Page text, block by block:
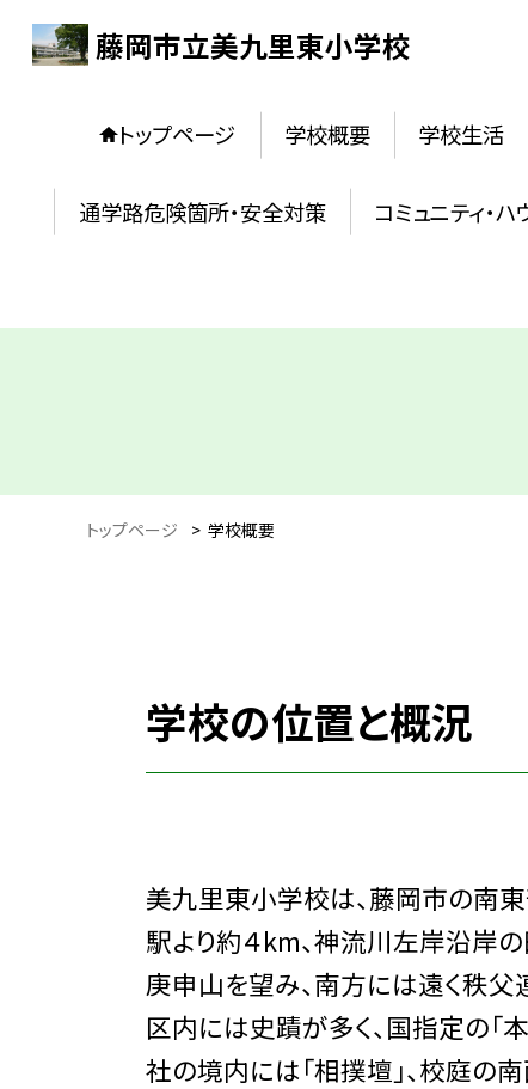
藤岡市立美九里東小学校
トップページ 学校概要 学校生活
通学路危険箇所・安全対策 コミュニティ・ハ
トップページ > 学校概要
学校の位置と概況
美九里東小学校は、藤岡市の南
駅より約４km、神流川左岸沿岸
庚申山を望み、南方には遠く秩父
区内には史蹟が多く、国指定の「
社の境内には「相撲壇」、校庭の